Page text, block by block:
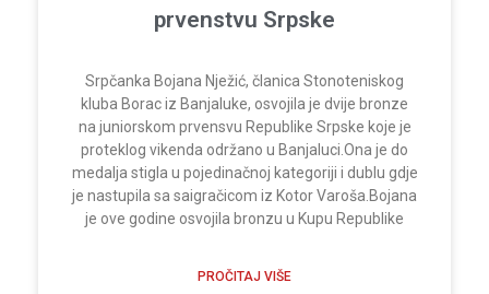
prvenstvu Srpske
Srpčanka Bojana Nježić, članica Stonoteniskog
kluba Borac iz Banjaluke, osvojila je dvije bronze
na juniorskom prvensvu Republike Srpske koje je
proteklog vikenda održano u Banjaluci.Ona je do
medalja stigla u pojedinačnoj kategoriji i dublu gdje
je nastupila sa saigračicom iz Kotor Varoša.Bojana
je ove godine osvojila bronzu u Kupu Republike
PROČITAJ VIŠE